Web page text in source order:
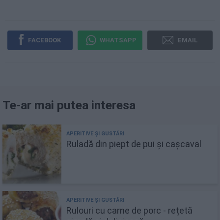
FACEBOOK WHATSAPP EMAIL
Te-ar mai putea interesa
Ruladă din piept de pui și cașcaval
Rulouri cu carne de porc - rețetă